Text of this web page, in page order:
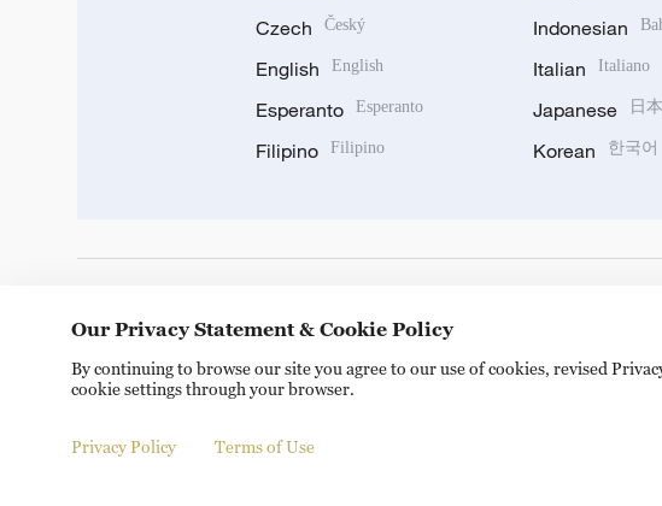
Czech Český
English English
Esperanto Esperanto
Filipino Filipino
Indonesian
Italian Italiano
Japanese 日
Korean 한국어
Copyright © 2024 CGTN. 京ICP备20000184号
Our Privacy Statement & Cookie Policy
By continuing to browse our site you agree to our use of cookies, revised
cookie settings through your browser.
Privacy Policy Terms of Use